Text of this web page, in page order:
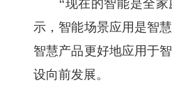
“现在的智能是全家
示，智能场景应用是智
智慧产品更好地应用于
设向前发展。